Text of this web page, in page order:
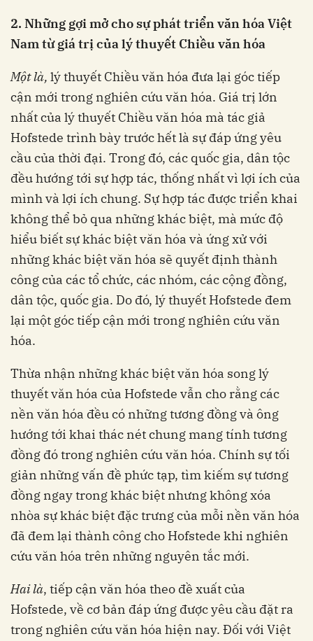
2. Những gợi mở cho sự phát triển văn hóa Việt
Nam từ giá trị của lý thuyết Chiều văn hóa
Một là, lý thuyết Chiều văn hóa đưa lại góc tiếp
cận mới trong nghiên cứu văn hóa. Giá trị lớn
nhất của lý thuyết Chiều văn hóa mà tác giả
Hofstede trình bày trước hết là sự đáp ứng yêu
cầu của thời đại. Trong đó, các quốc gia, dân tộc
đều hướng tới sự hợp tác, thống nhất vì lợi ích của
mình và lợi ích chung. Sự hợp tác được triển khai
không thể bỏ qua những khác biệt, mà mức độ
hiểu biết sự khác biệt văn hóa và ứng xử với
những khác biệt văn hóa sẽ quyết định thành
công của các tổ chức, các nhóm, các cộng đồng,
dân tộc, quốc gia. Do đó, lý thuyết Hofstede đem
lại một góc tiếp cận mới trong nghiên cứu văn
hóa.
Thừa nhận những khác biệt văn hóa song lý
thuyết văn hóa của Hofstede vẫn cho rằng các
nền văn hóa đều có những tương đồng và ông
hướng tới khai thác nét chung mang tính tương
đồng đó trong nghiên cứu văn hóa. Chính sự tối
giản những vấn đề phức tạp, tìm kiếm sự tương
đồng ngay trong khác biệt nhưng không xóa
nhòa sự khác biệt đặc trưng của mỗi nền văn hóa
đã đem lại thành công cho Hofstede khi nghiên
cứu văn hóa trên những nguyên tắc mới.
Hai là, tiếp cận văn hóa theo đề xuất của
Hofstede, về cơ bản đáp ứng được yêu cầu đặt ra
trong nghiên cứu văn hóa hiện nay. Đối với Việt